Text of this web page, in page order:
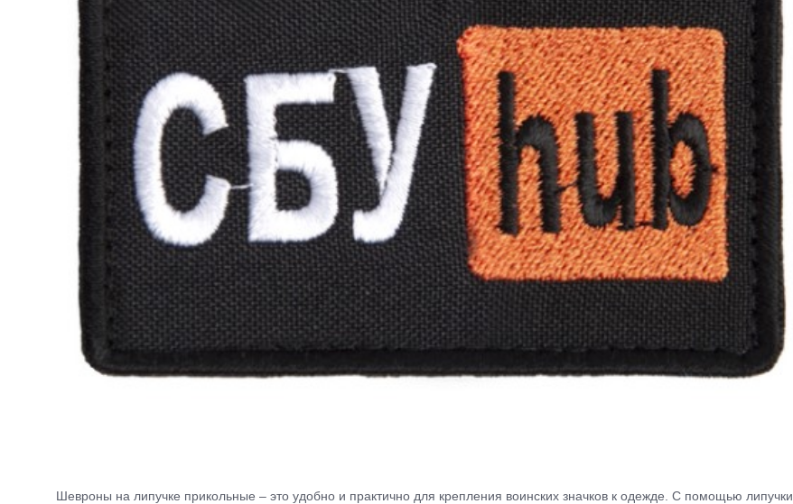
Шевроны на липучке прикольные – это удобно и практично для крепления воинских значков к одежде. С помощью липучки